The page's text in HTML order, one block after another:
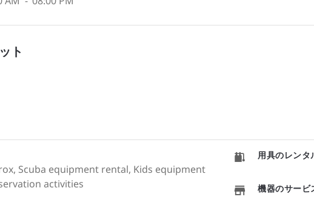
ト
Scuba equipment rental, Kids equipment
activities
用具のレンタ
機器のサービ